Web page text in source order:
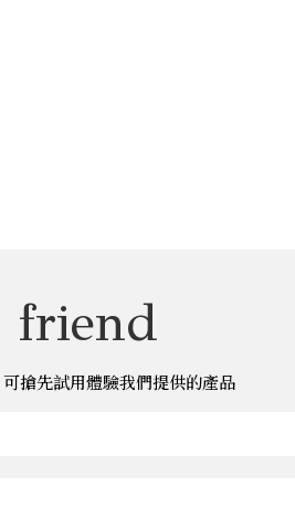
friend
搶先試用體驗我們提供的產品